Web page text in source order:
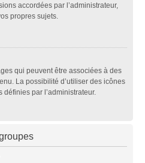
accordées par l’administrateur,
propres sujets.
qui peuvent être associées à des
La possibilité d’utiliser des icônes
par l’administrateur.